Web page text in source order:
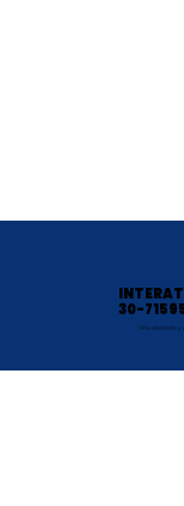
30-
Sitio diseñado y